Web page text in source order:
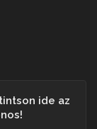
ide az